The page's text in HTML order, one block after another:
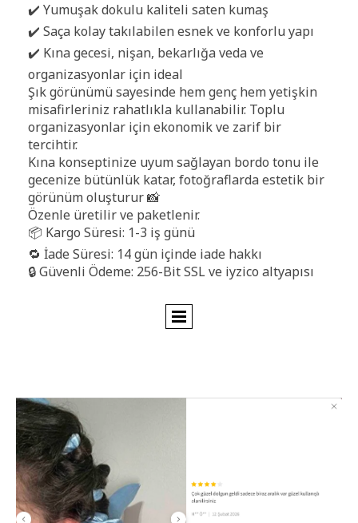
✔️ Yumuşak dokulu kaliteli saten kumaş
✔️ Saça kolay takılabilen esnek ve konforlu yapı
✔️ Kına gecesi, nişan, bekarlığa veda ve
organizasyonlar için ideal
Şık görünümü sayesinde hem genç hem yetişkin
misafirleriniz rahatlıkla kullanabilir. Toplu
organizasyonlar için ekonomik ve zarif bir
tercihtir.
Kına konseptinize uyum sağlayan bordo tonu ile
gecenize bütünlük katar, fotoğraflarda estetik bir
görünüm oluşturur 📸
Özenle üretilir ve paketlenir.
📦 Kargo Süresi: 1-3 iş günü
🔁 İade Süresi: 14 gün içinde iade hakkı
🔒 Güvenli Ödeme: 256-Bit SSL ve iyzico altyapısı